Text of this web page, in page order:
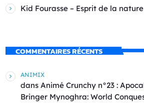
Kid Fourasse – Esprit de la nature
COMMENTAIRES RÉCENTS
ANIMIX
dans Animé Crunchy n°23 :
Bringer Mynoghra: World